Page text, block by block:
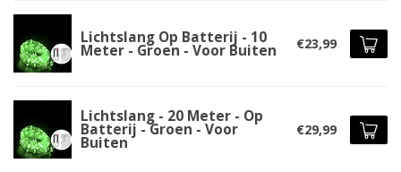
Lichtslang Op Batterij - 10
Meter - Groen - Voor Buiten €23,99
Lichtslang - 20 Meter - Op
Batterij - Groen - Voor
Buiten
€29,99